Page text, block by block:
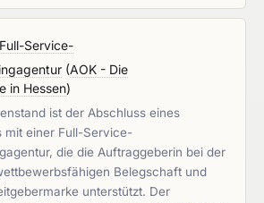
Full-Service-
(AOK - Die
in Hessen)
ist der Abschluss eines
mit einer Full-Service-
die die Auftraggeberin bei der
Belegschaft und
unterstützt. Der